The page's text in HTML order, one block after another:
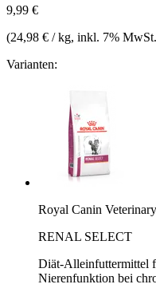
9,99 €
(24,98 € / kg, inkl. 7% MwSt.
Varianten:
Royal Canin Veterinary
RENAL SELECT
Diät-Alleinfuttermittel
Nierenfunktion bei